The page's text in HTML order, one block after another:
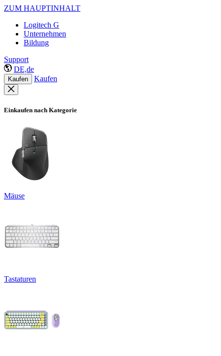
ZUM HAUPTINHALT
Logitech G
Unternehmen
Bildung
Support
DE,de
Kaufen Kaufen
Einkaufen nach Kategorie
Mäuse
Tastaturen